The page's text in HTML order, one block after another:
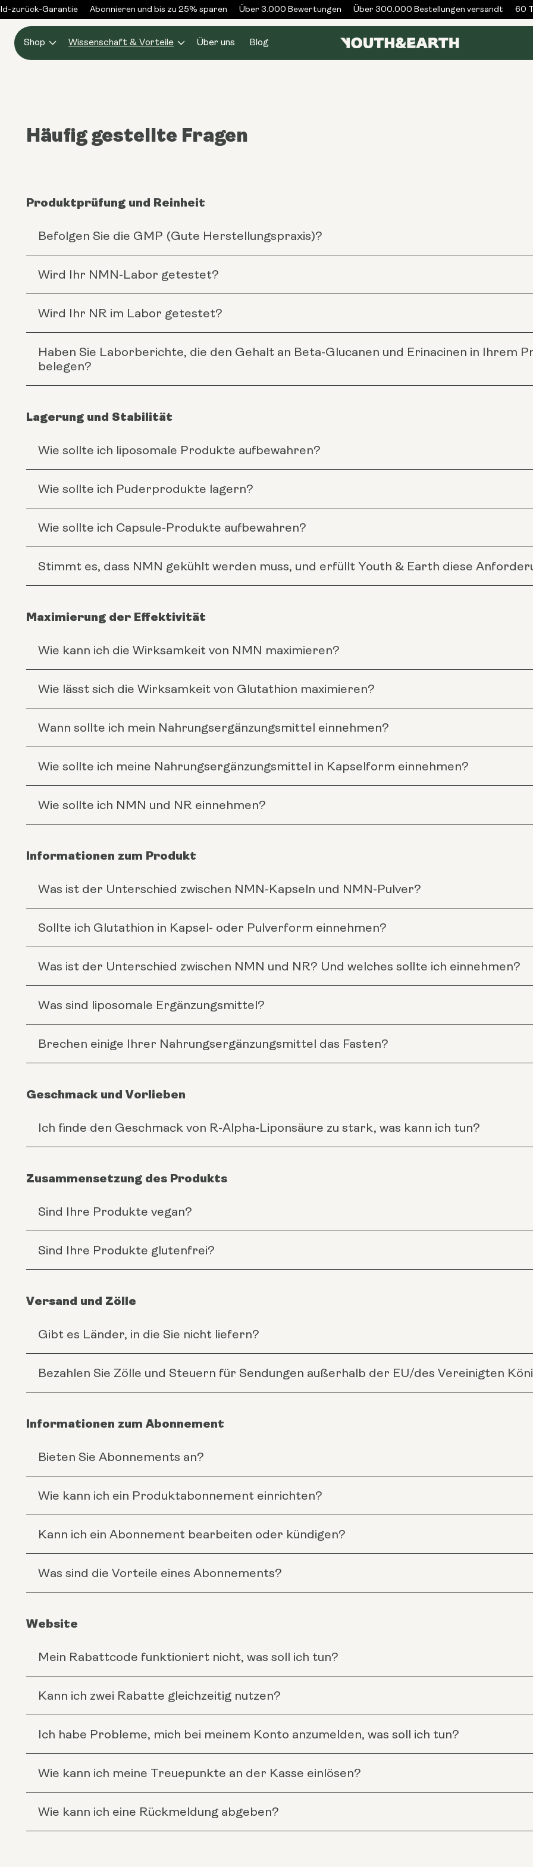
Inhalt
zurück-Garantie Abonnieren und bis zu 25% sparen Über 3.000 Bewertungen Über 300.000 Bestellungen versandt 60
Shop Wissenschaft & Vorteile Über uns Blog
Häufig gestellte Fragen
Produktprüfung und Reinheit
Befolgen Sie die GMP (Gute Herstellungspraxis)?
Wird Ihr NMN-Labor getestet?
Wird Ihr NR im Labor getestet?
Haben Sie Laborberichte, die den Gehalt an Beta-Glucanen und Erinacinen in Ihrem
belegen?
Lagerung und Stabilität
Wie sollte ich liposomale Produkte aufbewahren?
Wie sollte ich Puderprodukte lagern?
Wie sollte ich Capsule-Produkte aufbewahren?
Stimmt es, dass NMN gekühlt werden muss, und erfüllt Youth & Earth diese
Maximierung der Effektivität
Wie kann ich die Wirksamkeit von NMN maximieren?
Wie lässt sich die Wirksamkeit von Glutathion maximieren?
Wann sollte ich mein Nahrungsergänzungsmittel einnehmen?
Wie sollte ich meine Nahrungsergänzungsmittel in Kapselform einnehmen?
Wie sollte ich NMN und NR einnehmen?
Informationen zum Produkt
Was ist der Unterschied zwischen NMN-Kapseln und NMN-Pulver?
Sollte ich Glutathion in Kapsel- oder Pulverform einnehmen?
Was ist der Unterschied zwischen NMN und NR? Und welches sollte ich einnehmen?
Was sind liposomale Ergänzungsmittel?
Brechen einige Ihrer Nahrungsergänzungsmittel das Fasten?
Geschmack und Vorlieben
Ich finde den Geschmack von R-Alpha-Liponsäure zu stark, was kann ich tun?
Zusammensetzung des Produkts
Sind Ihre Produkte vegan?
Sind Ihre Produkte glutenfrei?
Versand und Zölle
Gibt es Länder, in die Sie nicht liefern?
Bezahlen Sie Zölle und Steuern für Sendungen außerhalb der EU/des Vereinigten
Informationen zum Abonnement
Bieten Sie Abonnements an?
Wie kann ich ein Produktabonnement einrichten?
Kann ich ein Abonnement bearbeiten oder kündigen?
Was sind die Vorteile eines Abonnements?
Website
Mein Rabattcode funktioniert nicht, was soll ich tun?
Kann ich zwei Rabatte gleichzeitig nutzen?
Ich habe Probleme, mich bei meinem Konto anzumelden, was soll ich tun?
Wie kann ich meine Treuepunkte an der Kasse einlösen?
Wie kann ich eine Rückmeldung abgeben?